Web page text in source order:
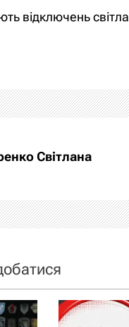
відключень світла
Світлана